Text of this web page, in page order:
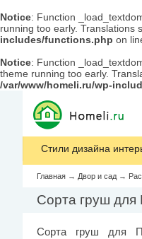
Notice: Function
running too early. Translations
includes/functions.php on
Notice: Function
theme running too early.
/var/www/homeli.ru/wp-
Стили дизайна
Главная → Двор и сад →
Сорта груш для
Сорта груш для